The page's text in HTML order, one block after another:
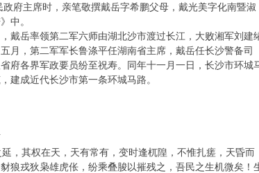
府主席时，亲笔敬撰戴岳字希鹏父母，戴光美字化南暨淑
中。
戴岳率领第二军六师由湖北沙市渡过长江，大败湘军刘建
月，第二军军长鲁涤平任湖南省主席，戴岳任长沙警备司
府各界军政要员纷至祝寿。同年十一月一日，长沙市环城
建成近代长沙市第一条环城马路。
，其权在天，天有常有，变时逢杌隍，不惟扎瘥，天昏而
狼戎狄枭雄虎伥，纷乘叠脧以摧残之，吾民之生机微矣！